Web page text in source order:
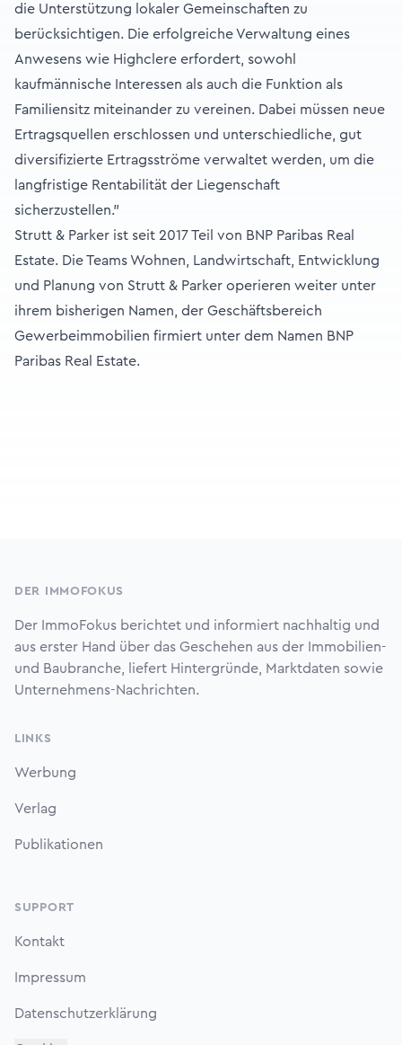
die Unterstützung lokaler Gemeinschaften zu
berücksichtigen. Die erfolgreiche Verwaltung eines
Anwesens wie Highclere erfordert, sowohl
kaufmännische Interessen als auch die Funktion als
Familiensitz miteinander zu vereinen. Dabei müssen neue
Ertragsquellen erschlossen und unterschiedliche, gut
diversifizierte Ertragsströme verwaltet werden, um die
langfristige Rentabilität der Liegenschaft
sicherzustellen.”
Strutt & Parker ist seit 2017 Teil von BNP Paribas Real
Estate. Die Teams Wohnen, Landwirtschaft, Entwicklung
und Planung von Strutt & Parker operieren weiter unter
ihrem bisherigen Namen, der Geschäftsbereich
Gewerbeimmobilien firmiert unter dem Namen BNP
Paribas Real Estate.
DER IMMOFOKUS
Der ImmoFokus berichtet und informiert nachhaltig und
aus erster Hand über das Geschehen aus der Immobilien-
und Baubranche, liefert Hintergründe, Marktdaten sowie
Unternehmens-Nachrichten.
LINKS
Werbung
Verlag
Publikationen
SUPPORT
Kontakt
Impressum
Datenschutzerklärung